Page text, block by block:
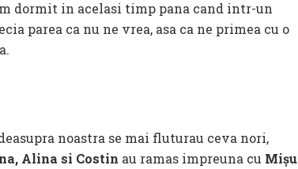
dormit in acelasi timp pana cand intr-un
parea ca nu ne vrea, asa ca ne primea cu o
noastra se mai fluturau ceva nori,
Alina si Costin au ramas impreuna cu Mișu